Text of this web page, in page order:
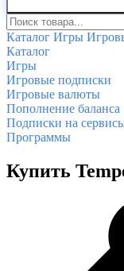
Каталог Игры
Каталог
Игры
Игровые подписки
Игровые валюты
Пополнение баланса
Подписки на
Программы
Купить